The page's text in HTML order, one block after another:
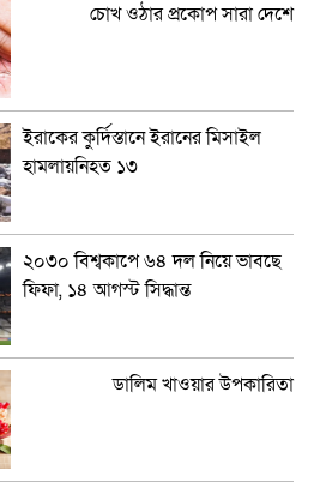
চোখ ওঠার প্রকোপ সারা দেশে
ইরাকের কুর্দিস্তানে ইরানের মিসাইল
হামলায়নিহত ১৩
২০৩০ বিশ্বকাপে ৬৪ দল নিয়ে ভাবছে
ফিফা, ১৪ আগস্ট সিদ্ধান্ত
ডালিম খাওয়ার উপকারিতা